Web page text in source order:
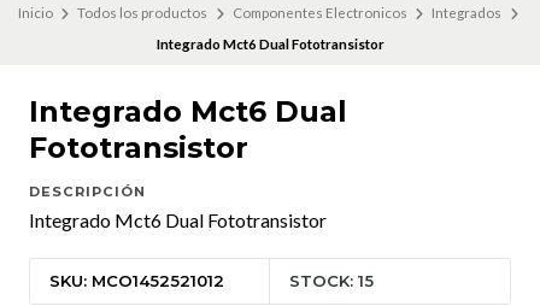
Inicio Todos los productos Componentes Electronicos
Integrados
Integrado Mct6 Dual Fototransistor
Integrado Mct6 Dual
Fototransistor
DESCRIPCIÓN
Integrado Mct6 Dual Fototransistor
SKU: MCO1452521012 STOCK: 15